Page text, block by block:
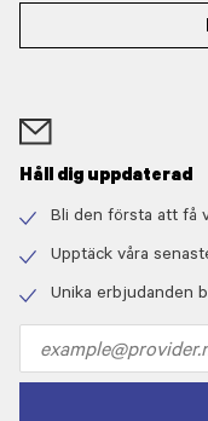
Håll dig uppdaterad
icon
Bli den första att få
icon
Upptäck våra
Unika erbjudanden
address